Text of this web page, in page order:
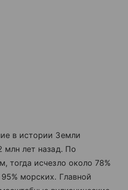
в истории Земли
млн лет назад. По
тогда исчезло около 78%
морских. Главной